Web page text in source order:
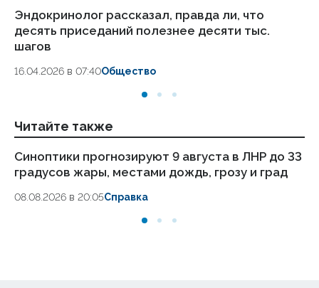
Эндокринолог рассказал, правда ли, что
десять приседаний полезнее десяти тыс.
шагов
16.04.2026 в 07:40Общество
Читайте также
Синоптики прогнозируют 9 августа в ЛНР до 33
градусов жары, местами дождь, грозу и град
08.08.2026 в 20:05Справка